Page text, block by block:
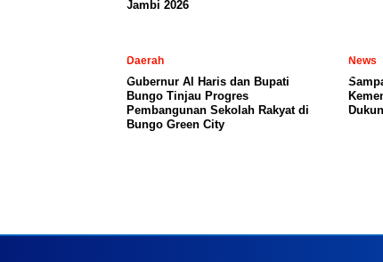
Jambi 2026
Daerah
​Gubernur Al Haris dan Bupati
Bungo Tinjau Progres
Pembangunan Sekolah Rakyat di
Bungo Green City
News